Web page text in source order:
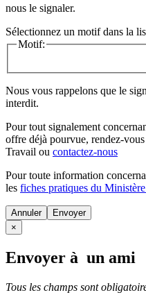
nous le signaler.
Sélectionnez un motif dans la
Motif:
Nous vous rappelons que le
interdit.
Pour tout signalement
offre déjà pourvue, rendez-
Travail ou contactez-nous
Pour toute information
les fiches pratiques du
Annuler
×
Envoyer à un ami
Tous les champs sont